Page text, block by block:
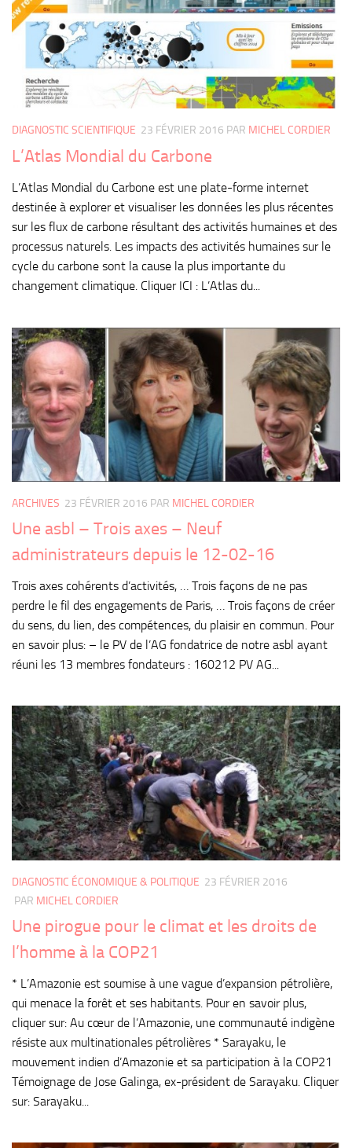
DIAGNOSTIC SCIENTIFIQUE 23 FÉVRIER 2016 PAR MICHEL CORDIER
L’Atlas Mondial du Carbone
L’Atlas Mondial du Carbone est une plate-forme internet
destinée à explorer et visualiser les données les plus récentes
sur les flux de carbone résultant des activités humaines et des
processus naturels. Les impacts des activités humaines sur le
cycle du carbone sont la cause la plus importante du
changement climatique. Cliquer ICI : L’Atlas du...
ARCHIVES 23 FÉVRIER 2016 PAR MICHEL CORDIER
Une asbl – Trois axes – Neuf
administrateurs depuis le 12-02-16
Trois axes cohérents d’activités, … Trois façons de ne pas
perdre le fil des engagements de Paris, … Trois façons de créer
du sens, du lien, des compétences, du plaisir en commun. Pour
en savoir plus: – le PV de l’AG fondatrice de notre asbl ayant
réuni les 13 membres fondateurs : 160212 PV AG...
DIAGNOSTIC ÉCONOMIQUE & POLITIQUE 23 FÉVRIER 2016
PAR MICHEL CORDIER
Une pirogue pour le climat et les droits de
l’homme à la COP21
* L’Amazonie est soumise à une vague d’expansion pétrolière,
qui menace la forêt et ses habitants. Pour en savoir plus,
cliquer sur: Au cœur de l’Amazonie, une communauté indigène
résiste aux multinationales pétrolières * Sarayaku, le
mouvement indien d’Amazonie et sa participation à la COP21
Témoignage de Jose Galinga, ex-président de Sarayaku. Cliquer
sur: Sarayaku...